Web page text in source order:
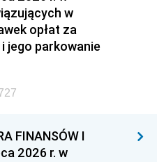
w
opłat za
jego parkowanie
FINANSÓW I
2026 r. w